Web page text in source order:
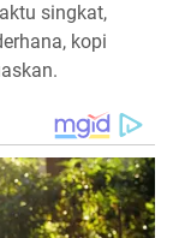
singkat,
kopi